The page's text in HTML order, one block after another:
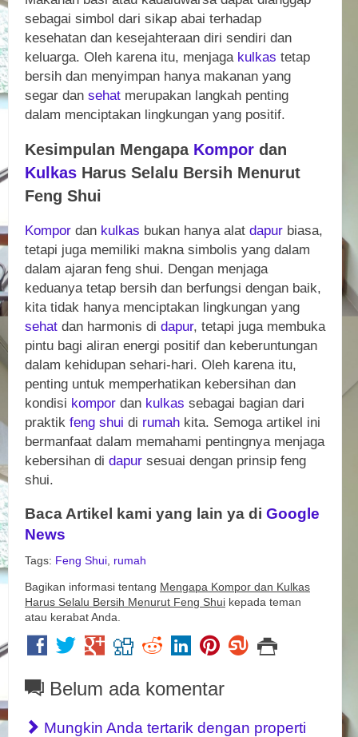
sebagai simbol dari sikap abai terhadap
kesehatan dan kesejahteraan diri sendiri dan
keluarga. Oleh karena itu, menjaga kulkas tetap
bersih dan menyimpan hanya makanan yang
segar dan sehat merupakan langkah penting
dalam menciptakan lingkungan yang positif.
Kesimpulan Mengapa Kompor dan
Kulkas Harus Selalu Bersih Menurut
Feng Shui
Kompor dan kulkas bukan hanya alat dapur biasa,
tetapi juga memiliki makna simbolis yang dalam
dalam ajaran feng shui. Dengan menjaga
keduanya tetap bersih dan berfungsi dengan baik,
kita tidak hanya menciptakan lingkungan yang
sehat dan harmonis di dapur, tetapi juga membuka
pintu bagi aliran energi positif dan keberuntungan
dalam kehidupan sehari-hari. Oleh karena itu,
penting untuk memperhatikan kebersihan dan
kondisi kompor dan kulkas sebagai bagian dari
praktik feng shui di rumah kita. Semoga artikel ini
bermanfaat dalam memahami pentingnya menjaga
kebersihan di dapur sesuai dengan prinsip feng
shui.
Baca Artikel kami yang lain ya di Google
News
Tags: Feng Shui, rumah
Bagikan informasi tentang Mengapa Kompor dan Kulkas
Harus Selalu Bersih Menurut Feng Shui kepada teman
atau kerabat Anda.
Belum ada komentar
Mungkin Anda tertarik dengan properti